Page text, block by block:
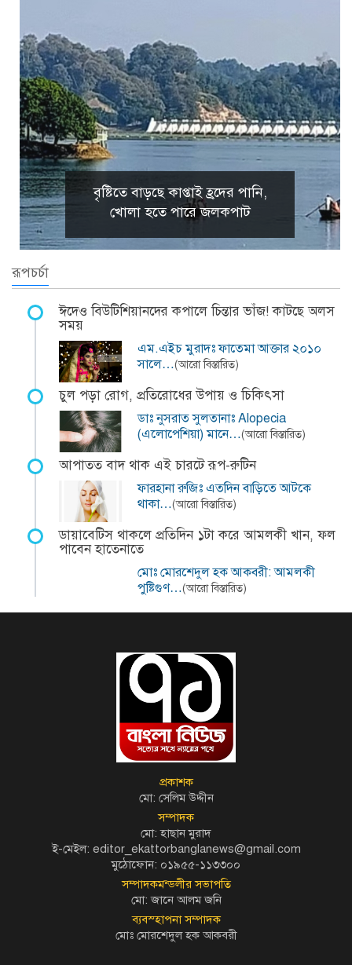
বৃষ্টিতে বাড়ছে কাপ্তাই হ্রদের পানি,
খোলা হতে পারে জলকপাট
রূপচর্চা
ঈদেও বিউটিশিয়ানদের কপালে চিন্তার ভাঁজ! কাটছে অলস
সময়
এম.এইচ মুরাদঃ ফাতেমা আক্তার ২০১০
সালে…(আরো বিস্তারিত)
চুল পড়া রোগ, প্রতিরোধের উপায় ও চিকিৎসা
ডাঃ নুসরাত সুলতানাঃ Alopecia
(এলোপেশিয়া) মানে…(আরো বিস্তারিত)
আপাতত বাদ থাক এই চারটে রূপ-রুটিন
ফারহানা রুজিঃ এতদিন বাড়িতে আটকে
থাকা…(আরো বিস্তারিত)
ডায়াবেটিস থাকলে প্রতিদিন ১টা করে আমলকী খান, ফল
পাবেন হাতেনাতে
মোঃ মোরশেদুল হক আকবরী: আমলকী
পুষ্টিগুণ…(আরো বিস্তারিত)
প্রকাশক
মো: সেলিম উদ্দীন
সম্পাদক
মো: হাছান মুরাদ
ই-মেইল: editor_ekattorbanglanews@gmail.com
মুঠোফোন: ০১৯৫৫-১১৩৩০০
সম্পাদকমন্ডলীর সভাপতি
মো: জানে আলম জনি
ব্যবস্হাপনা সম্পাদক
মোঃ মোরশেদুল হক আকবরী